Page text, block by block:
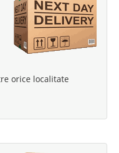
Favorite
orice localitate